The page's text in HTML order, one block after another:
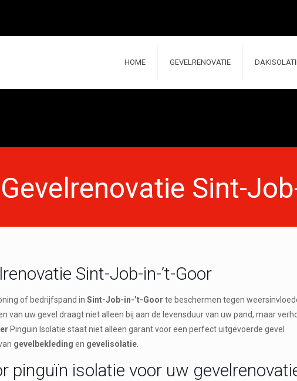
HOME GEVELRENOVATIE
Gevelrenovatie Sint-
Sint-Job-in-’t-Goor
of bedrijfspand inSint-Job-in-’t-Goor te beschermen tegen
van uw gevel draagt niet alleen bij aan de levensduur van uw pand, maar
Pinguin Isolatie staat niet alleen garant voor een perfect uitgevoerde gevel
gevelbekleding en gevelisolatie
pinguïn isolatie voor uw